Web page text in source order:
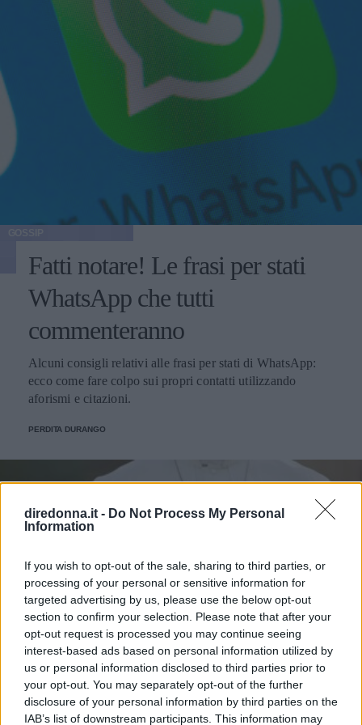
diredonna.it - Do Not Process My Personal
Information
If you wish to opt-out of the sale, sharing to third parties, or
processing of your personal or sensitive information for
targeted advertising by us, please use the below opt-out
section to confirm your selection. Please note that after your
opt-out request is processed you may continue seeing
interest-based ads based on personal information utilized by
us or personal information disclosed to third parties prior to
your opt-out. You may separately opt-out of the further
disclosure of your personal information by third parties on the
IAB’s list of downstream participants. This information may
Fatti notare! Le frasi per stati
WhatsApp che tutti
commenteranno
Alcuni consigli relativi alle frasi per stati di WhatsApp:
ecco come fare colpo sui propri contatti utilizzando
aforismi e citazioni.
PERDITA DURANGO